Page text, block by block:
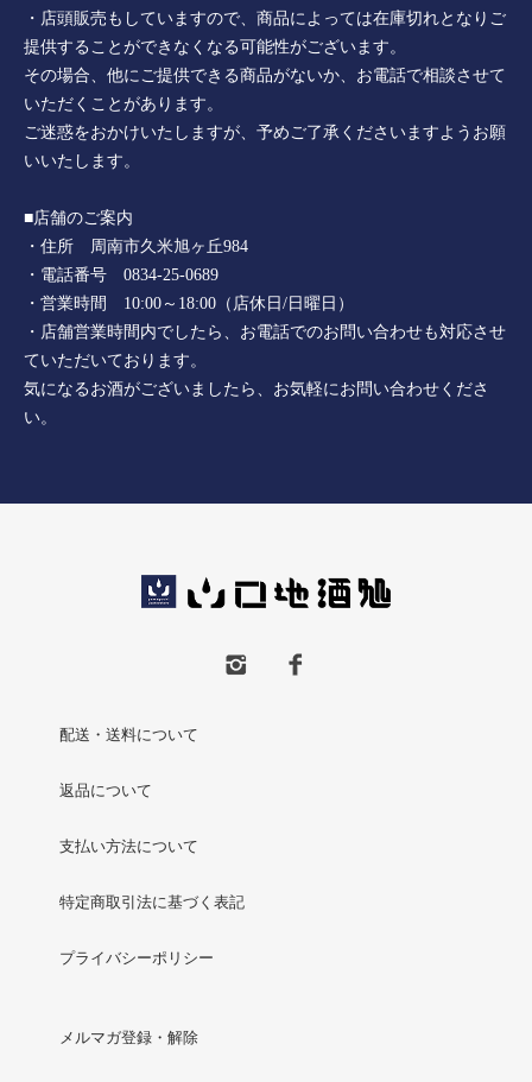
・店頭販売もしていますので、商品によっては在庫切れとなりご
提供することができなくなる可能性がございます。
その場合、他にご提供できる商品がないか、お電話で相談させて
いただくことがあります。
ご迷惑をおかけいたしますが、予めご了承くださいますようお願
いいたします。
■店舗のご案内
・住所 周南市久米旭ヶ丘984
・電話番号 0834-25-0689
・営業時間 10:00～18:00（店休日/日曜日）
・店舗営業時間内でしたら、お電話でのお問い合わせも対応させ
ていただいております。
気になるお酒がございましたら、お気軽にお問い合わせくださ
い。
配送・送料について
返品について
支払い方法について
特定商取引法に基づく表記
プライバシーポリシー
メルマガ登録・解除